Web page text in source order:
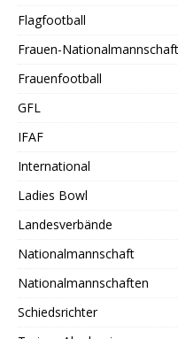
Flagfootball
Frauen-Nationalmannschaft
Frauenfootball
GFL
IFAF
International
Ladies Bowl
Landesverbände
Nationalmannschaft
Nationalmannschaften
Schiedsrichter